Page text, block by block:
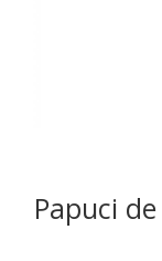
Papuci